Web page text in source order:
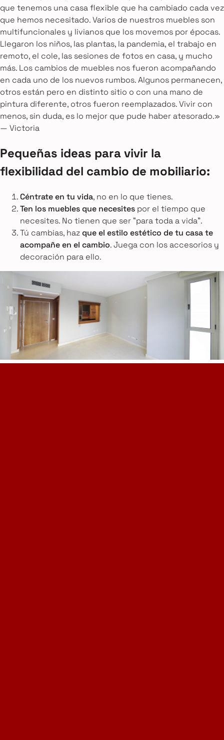
que tenemos una casa flexible que ha cambiado cada vez
que hemos necesitado. Varios de nuestros muebles son
multifuncionales y livianos que los movemos por épocas.
Llegaron los niños, las plantas, la pandemia, el trabajo en
remoto, el cole, las sesiones de fotos en casa, y mucho
más. Los cambios de muebles nos fueron acompañando
en cada uno de los nuevos rumbos. Algunos permanecen,
otros están pero en distinto sitio o con una mano de
pintura diferente, otros fueron reemplazados. Vivir con
menos, sin duda, es lo mejor que pude haber atesorado.»
— Victoria
Pequeñas ideas para vivir la
flexibilidad del cambio de mobiliario:
Céntrate en tu vida, no en lo que tienes.
Ten los muebles que necesites por el tiempo que
necesites. No tienen que ser “para toda a vida”.
Tú cambias, hazque el estilo estético de tu casa te
acompañe en el cambio. Juega con los accesorios y
decoración para ello.